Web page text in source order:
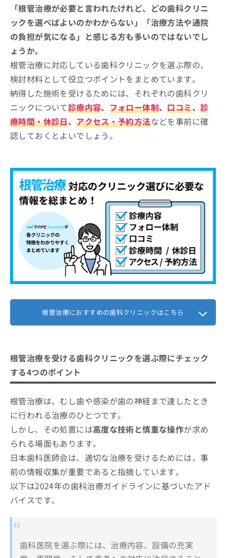
やすく解説！
長崎市で評判の根管治療におすすめの
歯科クリニック10選
にしむらデンタルケアクリニック
森歯科医院
葉山歯科キッズデンタルクリニック
西山歯科医院
たちばな歯科医院
おがわ歯科医院
工藤デンタルクリニック
野島歯科医院
【根管治療について】これを知ってから検討し
よう！
根管治療の基本的な治療と専門用語に
ついて
①診断と検査
②麻酔と隔離
③感染部位の除去
④根管の洗浄と消毒
⑤薬剤の充填と封鎖
根管治療はどんな流れで進むの？
1．カウンセリング予約
根管治療に関する質問10選！
まとめ：長崎市で評判の根管治療におすすめの
歯医者10選
「根管治療が必要と言われたけれど、どの歯科クリニ
ックを選べばよいのかわからない」「治療方法や通院
の負担が気になる」と感じる方も多いのではないでし
ょうか。
根管治療に対応している歯科クリニックを選ぶ際の、
検討材料として役立つポイントをまとめています。
納得した施術を受けるためには、それぞれの歯科クリ
ニックについて診療内容、 フォロー体制、口コミ、 診
療時間・休診日、アクセス・予約方法などを事前に確
認しておくとよいでしょう。
根管治療におすすめの歯科クリニックはこちら
根管治療を受ける歯科クリニックを選ぶ際にチェック
する4つのポイント
根管治療は、むし歯や感染が歯の神経まで達したとき
に行われる治療のひとつです。
しかし、その処置には高度な技術と慎重な操作が求め
られる場面もあります。
日本歯科医師会は、適切な治療を受けるためには、事
前の情報収集が重要であると指摘しています。
以下は2024年の歯科治療ガイドラインに基づいたアド
バイスです。
歯科医院を選ぶ際には、治療内容、設備の充実
報
の
修
正
は
こ
ち
ら
そ
の
他
の
合
お
し
込
み
は
こ
ち
ら